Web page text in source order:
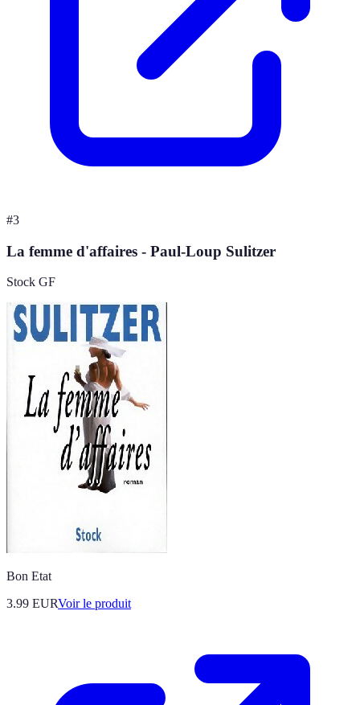
#3
La femme d'affaires - Paul-Loup Sulitzer
Stock GF
Bon Etat
3.99 EURVoir le produit